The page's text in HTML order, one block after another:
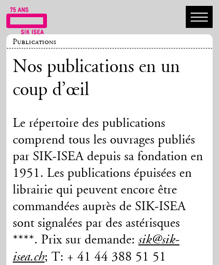
Publications
Nos publications en un
coup d’œil
Le répertoire des publications
comprend tous les ouvrages publiés
par SIK-ISEA depuis sa fondation en
1951. Les publications épuisées en
librairie qui peuvent encore être
commandées auprès de SIK-ISEA
sont signalées par des astérisques
****. Prix sur demande:sik@sik-
isea.ch; T: + 41 44 388 51 51